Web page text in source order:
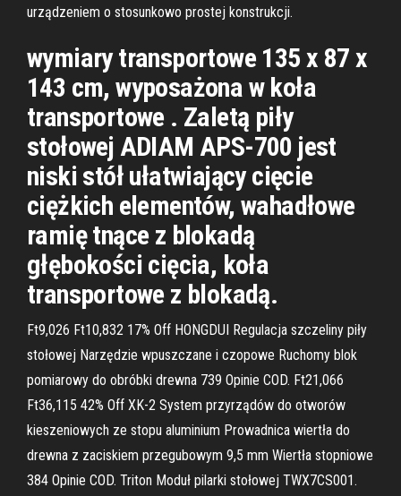
urządzeniem o stosunkowo prostej konstrukcji.
wymiary transportowe 135 x 87 x
143 cm, wyposażona w koła
transportowe . Zaletą piły
stołowej ADIAM APS-700 jest
niski stół ułatwiający cięcie
ciężkich elementów, wahadłowe
ramię tnące z blokadą
głębokości cięcia, koła
transportowe z blokadą.
Ft9,026 Ft10,832 17% Off HONGDUI Regulacja szczeliny piły
stołowej Narzędzie wpuszczane i czopowe Ruchomy blok
pomiarowy do obróbki drewna 739 Opinie COD. Ft21,066
Ft36,115 42% Off XK-2 System przyrządów do otworów
kieszeniowych ze stopu aluminium Prowadnica wiertła do
drewna z zaciskiem przegubowym 9,5 mm Wiertła stopniowe
384 Opinie COD. Triton Moduł pilarki stołowej TWX7CS001.